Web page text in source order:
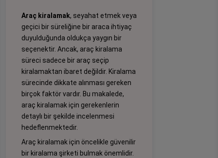
Araç kiralamak, seyahat etmek veya
geçici bir süreliğine bir araca ihtiyaç
duyulduğunda oldukça yaygın bir
seçenektir. Ancak, araç kiralama
süreci sadece bir araç seçip
kiralamaktan ibaret değildir. Kiralama
sürecinde dikkate alınması gereken
birçok faktör vardır. Bu makalede,
araç kiralamak için gerekenlerin
detaylı bir şekilde incelenmesi
hedeflenmektedir.
Araç kiralamak için öncelikle güvenilir
bir kiralama şirketi bulmak önemlidir.